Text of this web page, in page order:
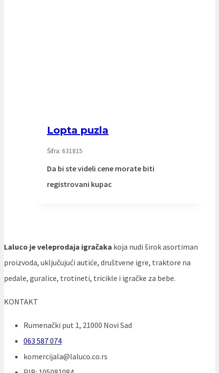
Lopta puzla
Šifra: 631815
Da bi ste videli cene morate biti
registrovani kupac
Laluco je veleprodaja igračaka koja nudi širok asortiman
proizvoda, uključujući autiće, društvene igre, traktore na
pedale, guralice, trotineti, tricikle i igračke za bebe.
KONTAKT
Rumenački put 1, 21000 Novi Sad
063 587 074
komercijala@laluco.co.rs